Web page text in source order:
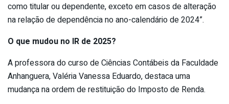
como titular ou dependente, exceto em casos de alteração
na relação de dependência no ano-calendário de 2024”.
O que mudou no IR de 2025?
A professora do curso de Ciências Contábeis da Faculdade
Anhanguera, Valéria Vanessa Eduardo, destaca uma
mudança na ordem de restituição do Imposto de Renda.